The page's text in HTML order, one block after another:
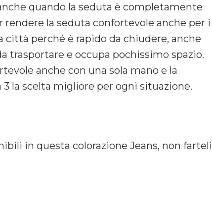
quando la seduta è completamente
la seduta confortevole anche per i
perché è rapido da chiudere, anche
trasportare e occupa pochissimo spazio.
anche con una sola mano e la
la scelta migliore per ogni situazione.
in questa colorazione Jeans, non farteli